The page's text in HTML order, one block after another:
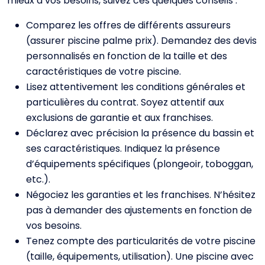
Comparez les offres de différents assureurs
(assurer piscine palme prix). Demandez des devis
personnalisés en fonction de la taille et des
caractéristiques de votre piscine.
Lisez attentivement les conditions générales et
particulières du contrat. Soyez attentif aux
exclusions de garantie et aux franchises.
Déclarez avec précision la présence du bassin et
ses caractéristiques. Indiquez la présence
d’équipements spécifiques (plongeoir, toboggan,
etc.).
Négociez les garanties et les franchises. N’hésitez
pas à demander des ajustements en fonction de
vos besoins.
Tenez compte des particularités de votre piscine
(taille, équipements, utilisation). Une piscine avec